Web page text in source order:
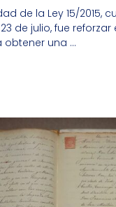
de la Ley 15/2015,
de julio, fue
una ...